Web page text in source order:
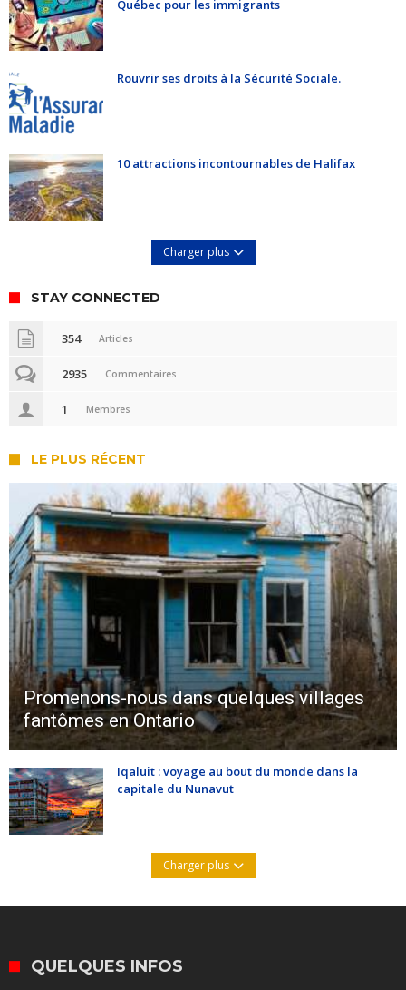
Québec pour les immigrants
Rouvrir ses droits à la Sécurité Sociale.
10 attractions incontournables de Halifax
Charger plus
STAY CONNECTED
354 Articles
2935 Commentaires
1 Membres
LE PLUS RÉCENT
Promenons-nous dans quelques villages
fantômes en Ontario
Iqaluit : voyage au bout du monde dans la
capitale du Nunavut
Charger plus
QUELQUES INFOS